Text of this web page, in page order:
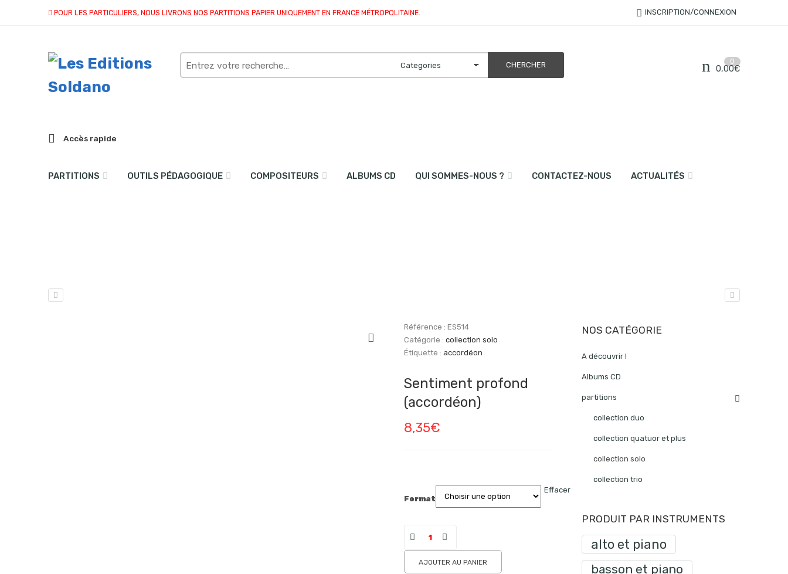
POUR LES PARTICULIERS, NOUS LIVRONS NOS PARTITIONS PAPIER UNIQUEMENT EN FRANCE MÉTROPOLITAINE. INSCRIPTION/CONNEXION
Search
here
0
0,00€
Accès rapide
PARTITIONS OUTILS PÉDAGOGIQUE COMPOSITEURS ALBUMS CD QUI SOMMES-NOUS ? CONTACTEZ-NOUS ACTUALITÉS
Référence : ES514
Catégorie : collection solo
Étiquette : accordéon
Sentiment profond
(accordéon)
8,35€
Format
Effacer
AJOUTER AU PANIER
NOS CATÉGORIE
A découvrir !
Albums CD
partitions
collection duo
collection quatuor et plus
collection solo
collection trio
PRODUIT PAR INSTRUMENTS
alto et piano
basson et piano